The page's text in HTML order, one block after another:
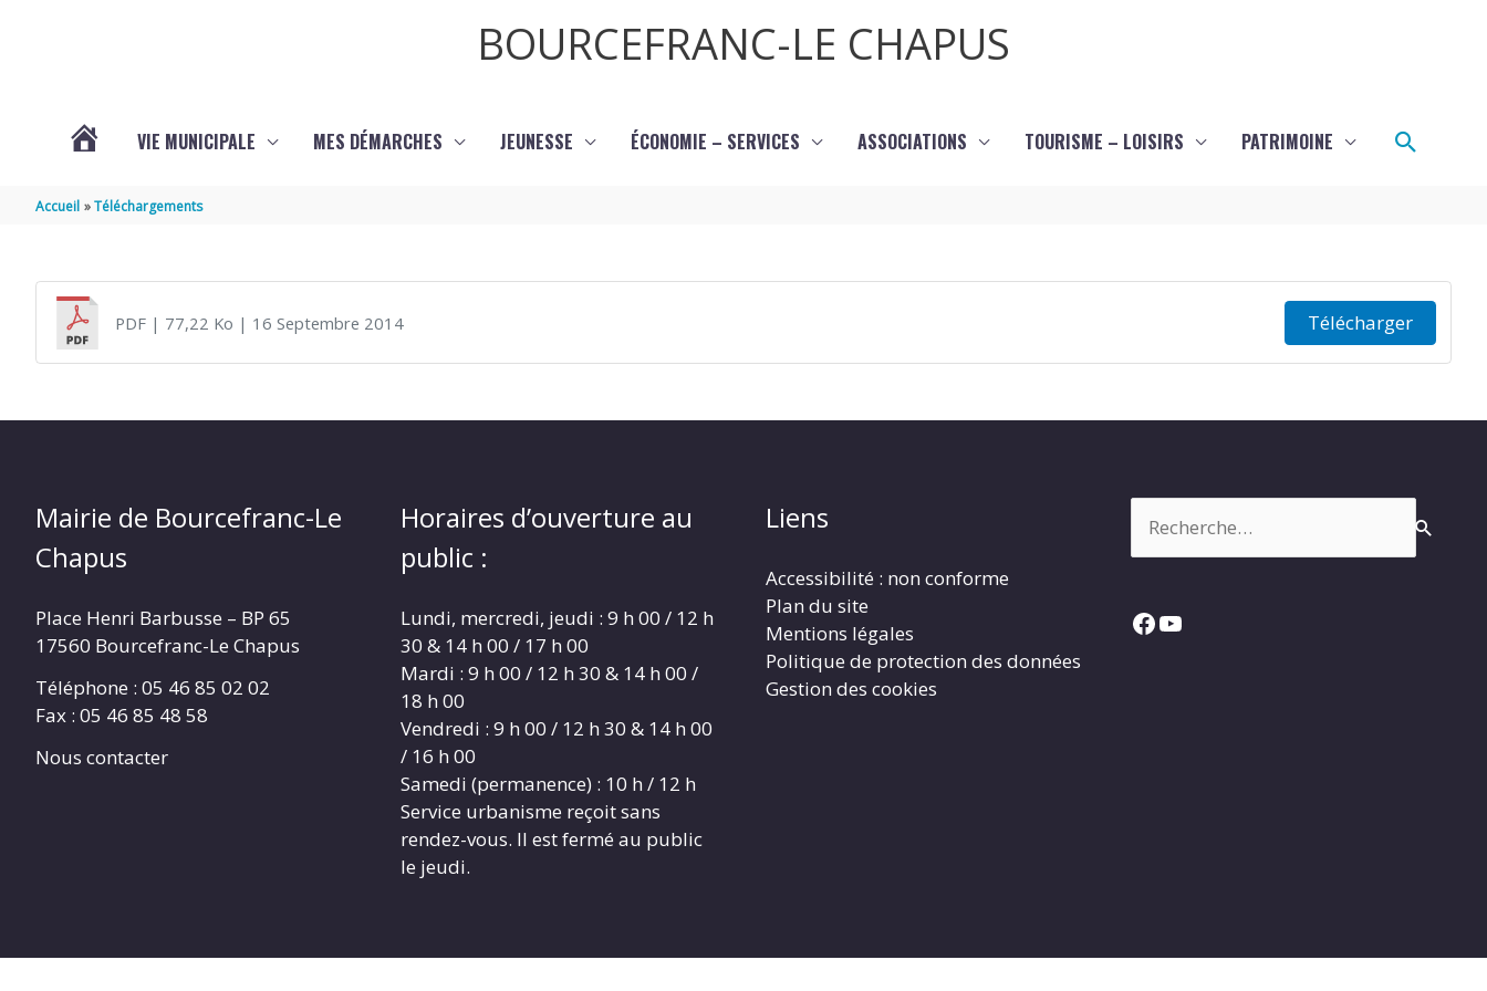
BOURCEFRANC-LE CHAPUS
VIE MUNICIPALE MES DÉMARCHES JEUNESSE ÉCONOMIE – SERVICES ASSOCIATIONS TOURISME – LOISIRS PATRIMOINE
Accueil Téléchargements
PDF| 77,22 Ko | 16 Septembre 2014 Télécharger
Mairie de Bourcefranc-Le
Chapus
Place Henri Barbusse – BP 65
17560 Bourcefranc-Le Chapus
Téléphone : 05 46 85 02 02
Fax : 05 46 85 48 58
Nous contacter
Horaires d’ouverture au
public :
Lundi, mercredi, jeudi : 9 h 00 / 12 h
30 & 14 h 00 / 17 h 00
Mardi : 9 h 00 / 12 h 30 & 14 h 00 /
18 h 00
Vendredi : 9 h 00 / 12 h 30 & 14 h 00
/ 16 h 00
Samedi (permanence) : 10 h / 12 h
Service urbanisme reçoit sans
rendez-vous. Il est fermé au public
le jeudi.
Liens
Accessibilité : non conforme
Plan du site
Mentions légales
Politique de protection des données
Gestion des cookies
Facebook
YouTube